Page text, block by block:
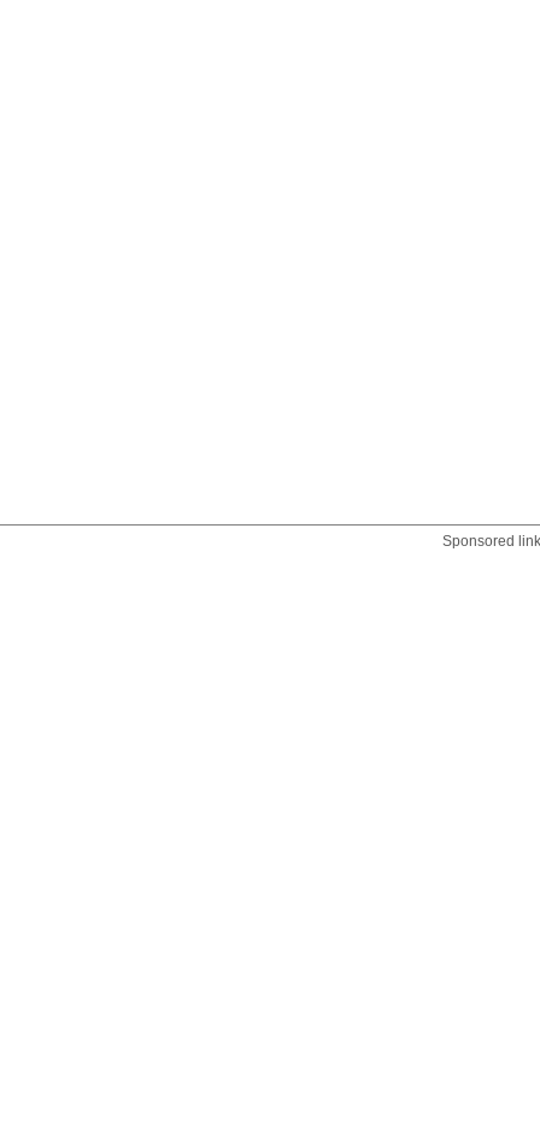
Sponsored